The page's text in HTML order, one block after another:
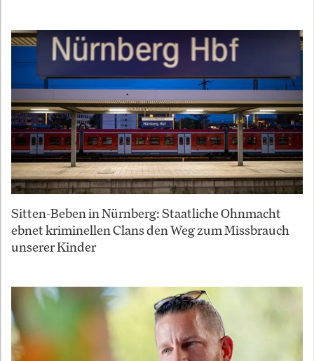
Sitten-Beben in Nürnberg: Staatliche Ohnmacht
ebnet kriminellen Clans den Weg zum Missbrauch
unserer Kinder